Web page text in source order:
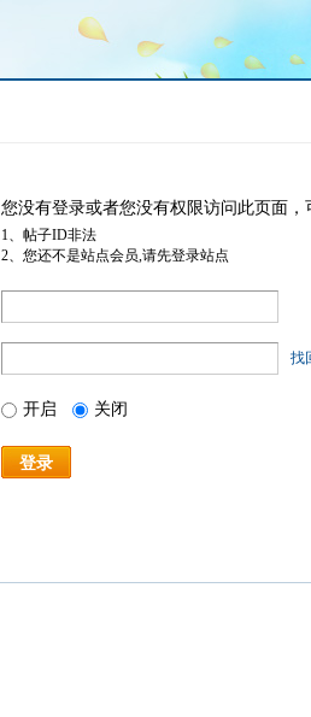
您没有登录或者您没有权限访问此页面
1、帖子ID非法
2、您还不是站点会员,请先登录站点
找
开启 关闭
登录